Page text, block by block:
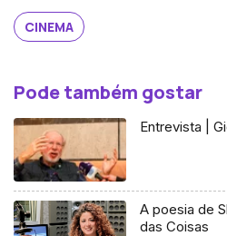
CINEMA
Pode também gostar
Entrevista |
A poesia de
das Coisas